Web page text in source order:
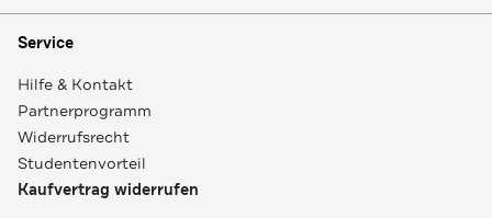
Service
Hilfe & Kontakt
Partnerprogramm
Widerrufsrecht
Studentenvorteil
Kaufvertrag widerrufen